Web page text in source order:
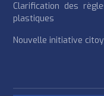
Clarification des
plastiques
Nouvelle initiative